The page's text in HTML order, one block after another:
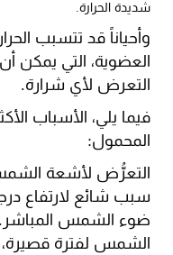
شديدة الحرارة.
وأحياناً قد تتسبب
العضوية، التي يمكن
التعرض لأي شرارة.
فيما يلي، الأسباب
المحمول:
التعرُّض لأشعة
سبب شائع لارتفاع
ضوء الشمس
الشمس لفترة